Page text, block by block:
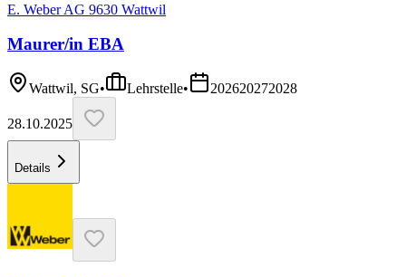
E. Weber AG 9630 Wattwil
Maurer/in EBA
Wattwil, SG• Lehrstelle• 202620272028
28.10.2025
Details